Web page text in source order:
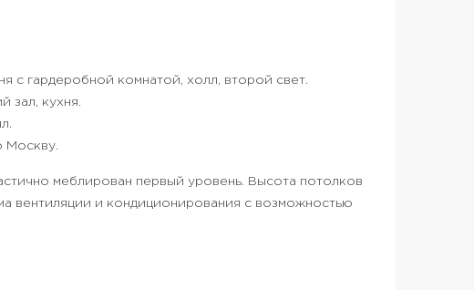
с гардеробной комнатой, холл, второй свет.
зал, кухня.
Москву.
меблирован первый уровень. Высота потолков
вентиляции и кондиционирования с возможностью